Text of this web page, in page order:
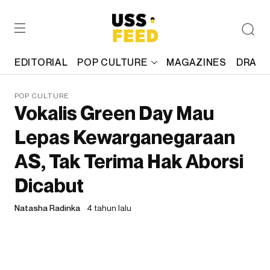
EDITORIAL POP CULTURE MAGAZINES
POP CULTURE
Vokalis Green Day Mau
Lepas Kewarganegaraan
AS, Tak Terima Hak Aborsi
Dicabut
Natasha Radinka 4 tahun lalu